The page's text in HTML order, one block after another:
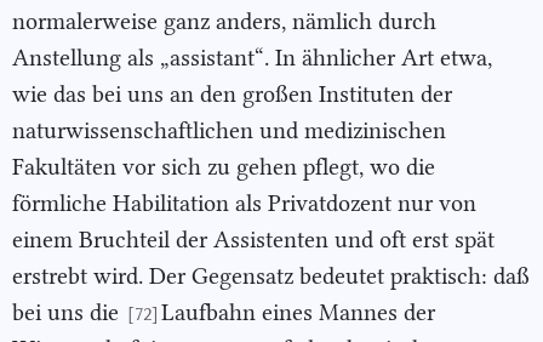
normalerweise ganz anders, nämlich durch
Anstellung als „assistant“. In ähnlicher Art etwa,
wie das bei uns an den großen Instituten der
naturwissenschaftlichen und medizinischen
Fakultäten vor sich zu gehen pflegt, wo die
förmliche Habilitation als Privatdozent nur von
einem Bruchteil der Assistenten und oft erst spät
erstrebt wird. Der Gegensatz bedeutet praktisch: daß
bei uns die [72] Laufbahn eines Mannes der